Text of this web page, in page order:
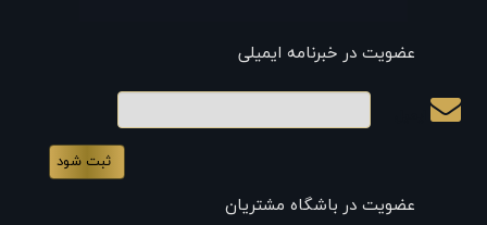
عضویت در خبرنامه ایمیلی
عضویت در باشگاه مشتریان